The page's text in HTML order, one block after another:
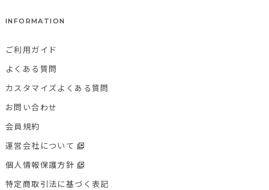
INFORMATION
ご利用ガイド
よくある質問
カスタマイズよくある質問
お問い合わせ
会員規約
運営会社について
個人情報保護方針
特定商取引法に基づく表記